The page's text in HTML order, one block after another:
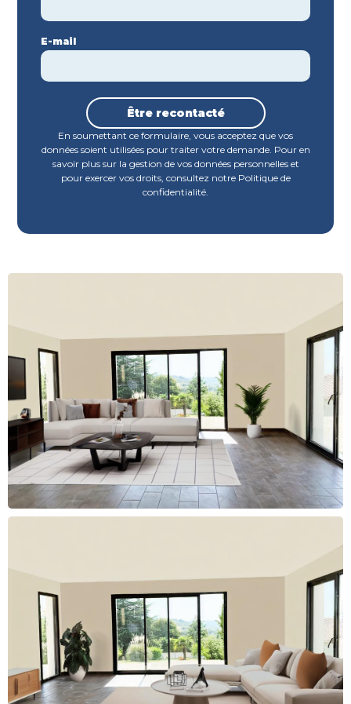
E-mail
Être recontacté
En soumettant ce formulaire, vous acceptez que vos
données soient utilisées pour traiter votre demande. Pour en
savoir plus sur la gestion de vos données personnelles et
pour exercer vos droits, consultez notre Politique de
confidentialité.